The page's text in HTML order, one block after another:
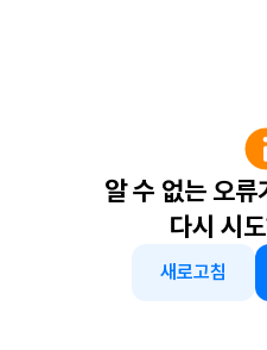
알 수 없는 오
다시 시
새로고침